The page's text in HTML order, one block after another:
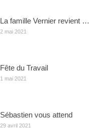
La famille Vernier revient …
2 mai 2021
Fête du Travail
1 mai 2021
Sébastien vous attend
29 avril 2021